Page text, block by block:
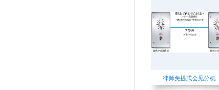
律师免提式会见分机